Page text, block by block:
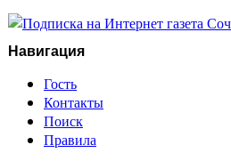
Навигация
Гость
Контакты
Поиск
Правила